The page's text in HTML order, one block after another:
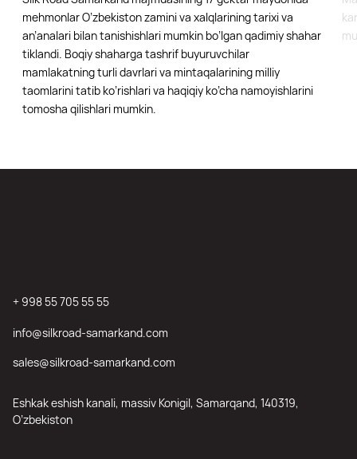
mehmonlar O’zbekiston zamini va xalqlarining tarixi va
an’analari bilan tanishishlari mumkin bo’lgan qadimiy shahar
tiklandi. Boqiy shaharga tashrif buyuruvchilar
mamlakatning turli davrlari va mintaqalarining milliy
taomlarini tatib ko’rishlari va haqiqiy ko’cha namoyishlarini
tomosha qilishlari mumkin.
+ 998 55 705 55 55
info@silkroad-samarkand.com
sales@silkroad-samarkand.com
Eshkak eshish kanali, massiv Konigil, Samarqand, 140319,
O’zbekiston